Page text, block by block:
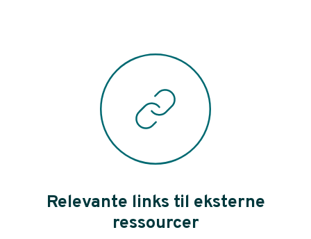
Relevante links til eksterne
ressourcer